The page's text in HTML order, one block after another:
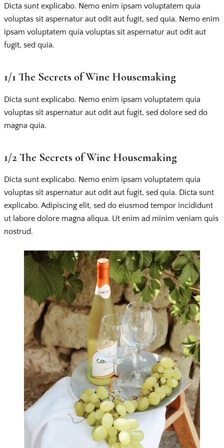
Dicta sunt explicabo. Nemo enim ipsam voluptatem quia
voluptas sit aspernatur aut odit aut fugit, sed quia. Nemo enim
ipsam voluptatem quia voluptas sit aspernatur aut odit aut
fugit, sed quia.
1/1 The Secrets of Wine Housemaking
Dicta sunt explicabo. Nemo enim ipsam voluptatem quia
voluptas sit aspernatur aut odit aut fugit, sed dolore sed do
magna quia.
1/2 The Secrets of Wine Housemaking
Dicta sunt explicabo. Nemo enim ipsam voluptatem quia
voluptas sit aspernatur aut odit aut fugit, sed quia. Dicta sunt
explicabo. Adipiscing elit, sed do eiusmod tempor incididunt
ut labore dolore magna aliqua. Ut enim ad minim veniam quis
nostrud.